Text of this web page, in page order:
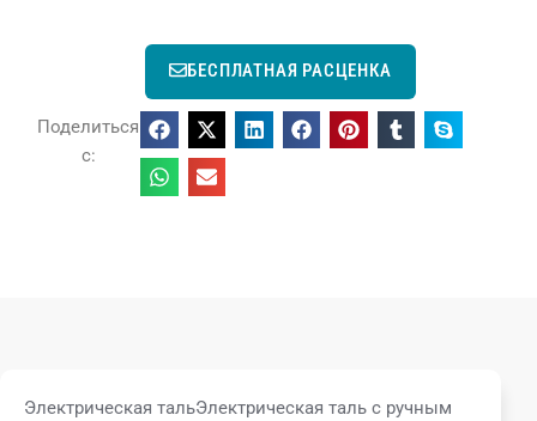
БЕСПЛАТНАЯ РАСЦЕНКА
Поделиться
с:
Электрическая тальЭлектрическая таль с ручным